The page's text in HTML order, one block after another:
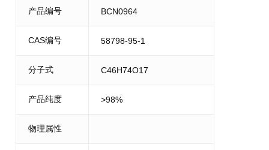
产品编号 BCN0964
CAS编号 58798-95-1
分子式 C46H74O17
产品纯度 >98%
物理属性